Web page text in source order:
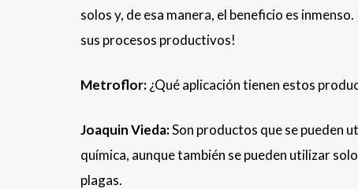
solos y, de esa manera, el beneficio es
sus procesos productivos!
Metroflor:¿Qué aplicación tienen estos
Joaquin Vieda:Son productos que se pueden
química, aunque también se pueden utilizar
plagas.